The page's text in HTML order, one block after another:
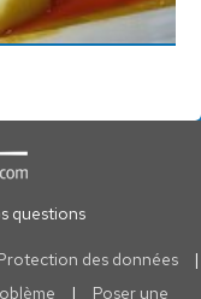
questions
des données
|
| Poser une